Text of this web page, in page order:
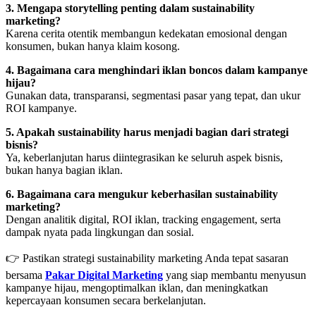
3. Mengapa storytelling penting dalam sustainability
marketing?
Karena cerita otentik membangun kedekatan emosional dengan
konsumen, bukan hanya klaim kosong.
4. Bagaimana cara menghindari iklan boncos dalam kampanye
hijau?
Gunakan data, transparansi, segmentasi pasar yang tepat, dan ukur
ROI kampanye.
5. Apakah sustainability harus menjadi bagian dari strategi
bisnis?
Ya, keberlanjutan harus diintegrasikan ke seluruh aspek bisnis,
bukan hanya bagian iklan.
6. Bagaimana cara mengukur keberhasilan sustainability
marketing?
Dengan analitik digital, ROI iklan, tracking engagement, serta
dampak nyata pada lingkungan dan sosial.
👉 Pastikan strategi sustainability marketing Anda tepat sasaran
bersama Pakar Digital Marketing yang siap membantu menyusun
kampanye hijau, mengoptimalkan iklan, dan meningkatkan
kepercayaan konsumen secara berkelanjutan.